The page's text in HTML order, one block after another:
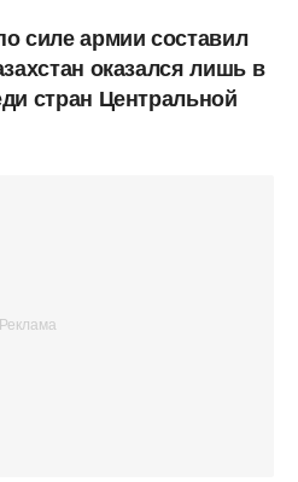
силе армии составил
оказался лишь в
стран Центральной